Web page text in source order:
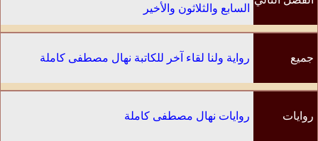
السابع والثلاثون والأخير
جميع رواية ولنا لقاء آخر للكاتبة نهال مصطفى كاملة
روايات روايات نهال مصطفى كاملة